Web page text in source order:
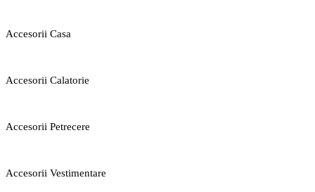
Accesorii Casa
Accesorii Calatorie
Accesorii Petrecere
Accesorii Vestimentare